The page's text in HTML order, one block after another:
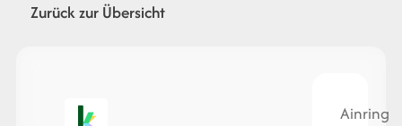
Zurück zur Übersicht
Ainring